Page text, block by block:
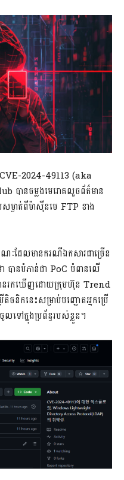
2024-49113 (aka
បានចម្លងមេរោគលួចព័ត៌មាន
ម្ងាត់ពីម៉ាស៊ីនមេ FTP ខាង
ៈដែលមានករណីឯកសារជាច្រើន
ានបំភាន់ជា PoC បំពានលើ
នរកឃើញដោយក្រុមហ៊ុន Trend
ចនិកនេះសម្រាប់បញ្ឆោតអ្នកប្រើ
ទៅក្នុងប្រព័ន្ធរបស់ខ្លួន។